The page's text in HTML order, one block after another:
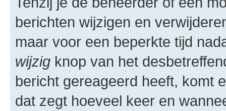
berichten wijzigen en
maar voor een beperkte tijd
wijzig knop van het
bericht gereageerd heeft, komt
dat zegt hoeveel keer en